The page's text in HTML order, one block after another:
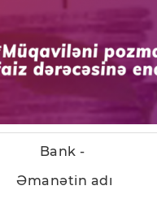
Bank -
Əmanətin adı